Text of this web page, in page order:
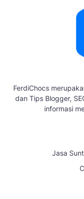
FerdiChocs
dan Tips Blogger,
informasi
Jasa